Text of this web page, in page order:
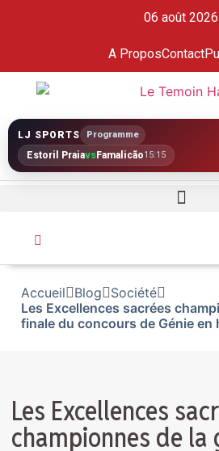
06 août 2026
A ProposContact
LJ SPORTS Programme
Estoril PraiavsFamalicão15:15
Accueil Blog
Société
Les Excellences sacrées
finale du concours de Génie en
Les Excellences
championnes de la